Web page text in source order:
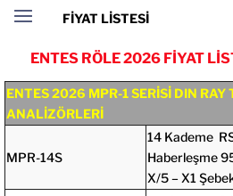
ENTES RÖLE 2026 FİYAT
ENTES 2026 MPR-1 SERİSİ DIN RAY
ANALİZÖRLERİ
MPR-14S
14 Kademe
Haberleşme
X/5 – X1